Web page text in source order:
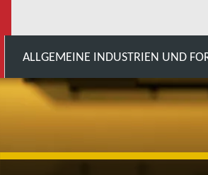
ALLGEMEINE INDUSTRIEN UND